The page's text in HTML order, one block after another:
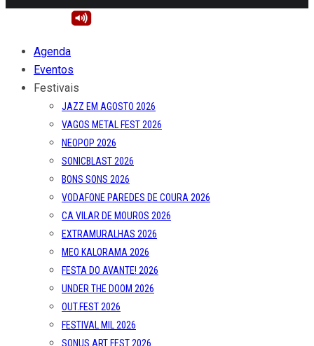
Agenda
Eventos
Festivais
JAZZ EM AGOSTO 2026
VAGOS METAL FEST 2026
NEOPOP 2026
SONICBLAST 2026
BONS SONS 2026
VODAFONE PAREDES DE COURA 2026
CA VILAR DE MOUROS 2026
EXTRAMURALHAS 2026
MEO KALORAMA 2026
FESTA DO AVANTE! 2026
UNDER THE DOOM 2026
OUT.FEST 2026
FESTIVAL MIL 2026
SONUS ART FEST 2026